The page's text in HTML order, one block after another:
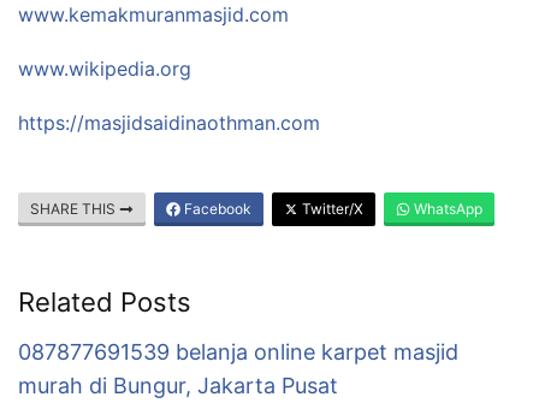
www.kemakmuranmasjid.com
www.wikipedia.org
https://masjidsaidinaothman.com
SHARE THIS Facebook Twitter/X WhatsApp
Related Posts
087877691539 belanja online karpet masjid
murah di Bungur, Jakarta Pusat